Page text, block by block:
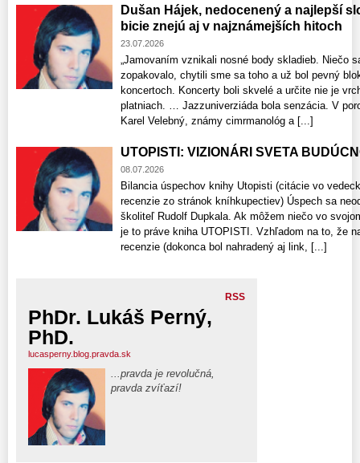
Dušan Hájek, nedocenený a najlepší
bicie znejú aj v najznámejších hitoch
23.07.2026
„Jamovaním vznikali nosné body skladieb. Niečo
zopakovalo, chytili sme sa toho a už bol pevný
koncertoch. Koncerty boli skvelé a určite nie je
platniach. … Jazzuniverziáda bola senzácia. V
Karel Velebný, známy cimrmanológ a [...]
UTOPISTI: VIZIONÁRI SVETA
08.07.2026
Bilancia úspechov knihy Utopisti (citácie vo
recenzie zo stránok kníhkupectiev) Úspech sa
školiteľ Rudolf Dupkala. Ak môžem niečo vo
je to práve kniha UTOPISTI. Vzhľadom na to, že
recenzie​ (dokonca bol nahradený aj link, [...]
RSS
PhDr. Lukáš Perný,
PhD.
lucasperny.blog.pravda.sk
...pravda je revolučná,
pravda zvíťazí!